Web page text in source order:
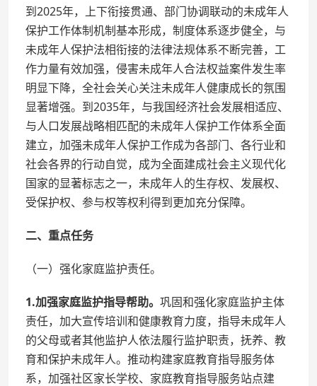
到2025年，上下衔接贯通、部门协调联动的未成年人
保护工作体制机制基本形成，制度体系逐步健全，与
未成年人保护法相衔接的法律法规体系不断完善，工
作力量有效加强，侵害未成年人合法权益案件发生率
明显下降，全社会关心关注未成年人健康成长的氛围
显著增强。到2035年，与我国经济社会发展相适应、
与人口发展战略相匹配的未成年人保护工作体系全面
建立，加强未成年人保护工作成为各部门、各行业和
社会各界的行动自觉，成为全面建成社会主义现代化
国家的显著标志之一，未成年人的生存权、发展权、
受保护权、参与权等权利得到更加充分保障。
二、重点任务
（一）强化家庭监护责任。
1.加强家庭监护指导帮助。 巩固和强化家庭监护主体
责任，加大宣传培训和健康教育力度，指导未成年人
的父母或者其他监护人依法履行监护职责，抚养、教
育和保护未成年人。推动构建家庭教育指导服务体
系，加强社区家长学校、家庭教育指导服务站点建